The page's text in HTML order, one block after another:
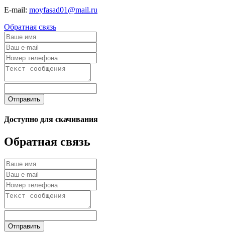
E-mail: moyfasad01@mail.ru
Обратная связь
Отправить
Доступно для скачивания
Обратная связь
Отправить